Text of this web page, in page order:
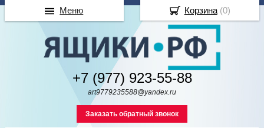
+7 (977) 923-55-88
art9779235588@yandex.ru
Заказать обратный звонок
Корзина(0)
Меню